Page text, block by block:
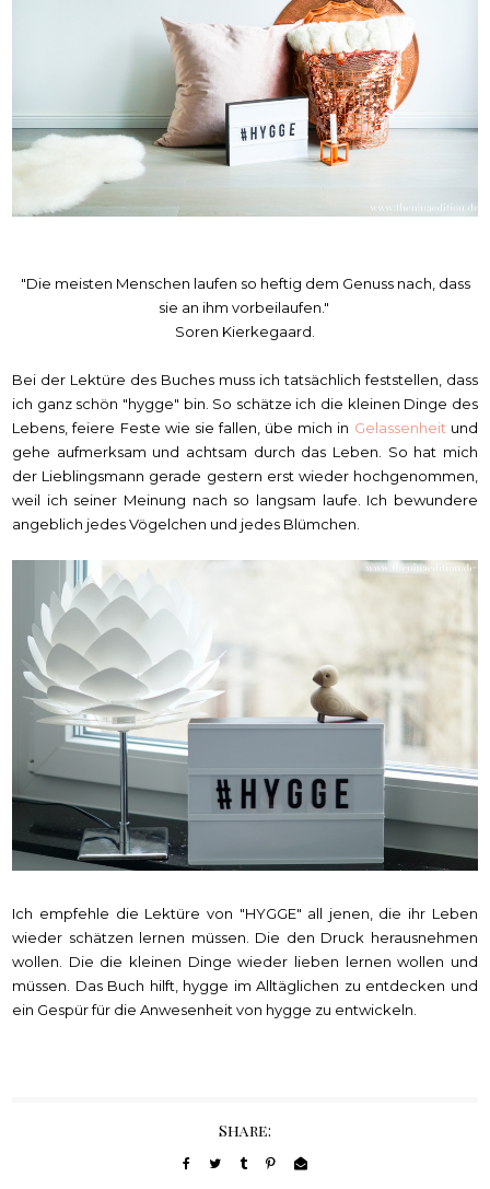
"Die meisten Menschen laufen so heftig dem Genuss nach, dass
sie an ihm vorbeilaufen."
Soren Kierkegaard.
Bei der Lektüre des Buches muss ich tatsächlich feststellen, dass
ich ganz schön "hygge" bin. So schätze ich die kleinen Dinge des
Lebens, feiere Feste wie sie fallen, übe mich in Gelassenheit und
gehe aufmerksam und achtsam durch das Leben. So hat mich
der Lieblingsmann gerade gestern erst wieder hochgenommen,
weil ich seiner Meinung nach so langsam laufe. Ich bewundere
angeblich jedes Vögelchen und jedes Blümchen.
Ich empfehle die Lektüre von "HYGGE" all jenen, die ihr Leben
wieder schätzen lernen müssen. Die den Druck herausnehmen
wollen. Die die kleinen Dinge wieder lieben lernen wollen und
müssen. Das Buch hilft, hygge im Alltäglichen zu entdecken und
ein Gespür für die Anwesenheit von hygge zu entwickeln.
Share: